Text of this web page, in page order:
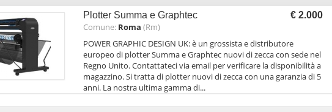
Plotter Summa e Graphtec € 2.000
Comune: Roma (Rm)
POWER GRAPHIC DESIGN UK: è un grossista e distributore
europeo di plotter Summa e Graphtec nuovi di zecca con sede nel
Regno Unito. Contattateci via email per verificare la disponibilità a
magazzino. Si tratta di plotter nuovi di zecca con una garanzia di 5
anni. La nostra ultima gamma di...